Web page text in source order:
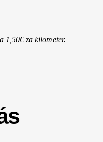
1,50€ za kilometer.